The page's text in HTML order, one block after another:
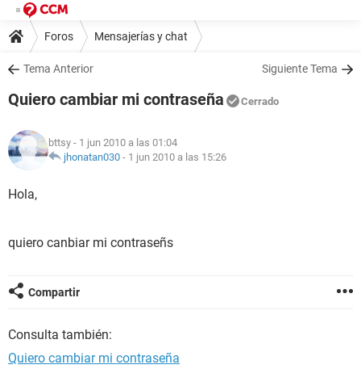
Foros Mensajerías y chat
Tema Anterior Siguiente Tema
Quiero cambiar mi contraseña Cerrado
bttsy - 1 jun 2010 a las 01:04
jhonatan030 - 1 jun 2010 a las 15:26
Hola,
quiero canbiar mi contraseñs
Compartir
Consulta también:
Quiero cambiar mi contraseña